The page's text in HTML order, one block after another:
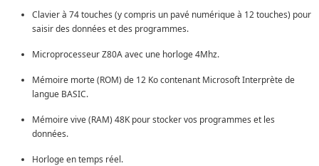
Clavier à 74 touches (y compris un pavé numérique à 12 touches) pour
saisir des données et des programmes.
Microprocesseur Z80A avec une horloge 4Mhz.
Mémoire morte (ROM) de 12 Ko contenant Microsoft Interprète de
langue BASIC.
Mémoire vive (RAM) 48K pour stocker vos programmes et les
données.
Horloge en temps réel.